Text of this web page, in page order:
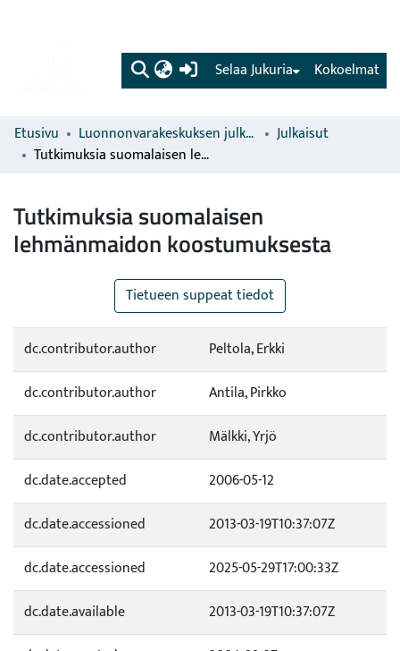
(current) Kokoelmat
Selaa Jukuria
Etusivu Luonnonvarakeskuksen julkaisut
Julkaisut
Tutkimuksia suomalaisen lehmänmaidon koostumuksesta
Tutkimuksia suomalaisen
lehmänmaidon koostumuksesta
Tietueen suppeat tiedot
dc.contributor.author
Peltola, Erkki
dc.contributor.author
Antila, Pirkko
dc.contributor.author
Mälkki, Yrjö
dc.date.accepted
2006-05-12
dc.date.accessioned
2013-03-19T10:37:07Z
dc.date.accessioned
2025-05-29T17:00:33Z
dc.date.available
2013-03-19T10:37:07Z